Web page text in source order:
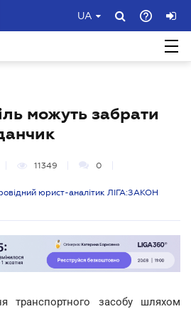
UA
можуть забрати
11349 0
юрист-аналітик ЛІГА:ЗАКОН
транспортного засобу шляхом